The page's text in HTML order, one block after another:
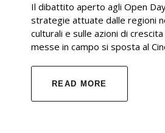
Il dibattito aperto agli Open
strategie attuate dalle regioni
culturali e sulle azioni di
messe in campo si sposta al
READ MORE